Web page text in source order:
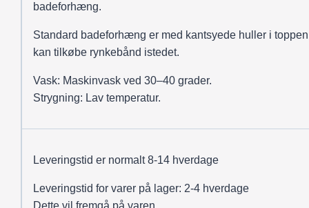
badeforhæng.
Standard badeforhæng er med kantsyede huller i
kan tilkøbe rynkebånd istedet.
Vask: Maskinvask ved 30–40 grader.
Strygning: Lav temperatur.
Leveringstid er normalt 8-14 hverdage
Leveringstid for varer på lager: 2-4 hverdage